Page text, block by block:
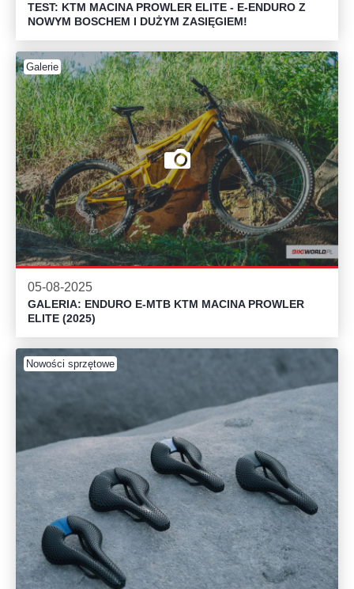
TEST: KTM MACINA PROWLER ELITE - E-ENDURO Z
NOWYM BOSCHEM I DUŻYM ZASIĘGIEM!
Galerie
05-08-2025
GALERIA: ENDURO E-MTB KTM MACINA PROWLER
ELITE (2025)
Nowości sprzętowe